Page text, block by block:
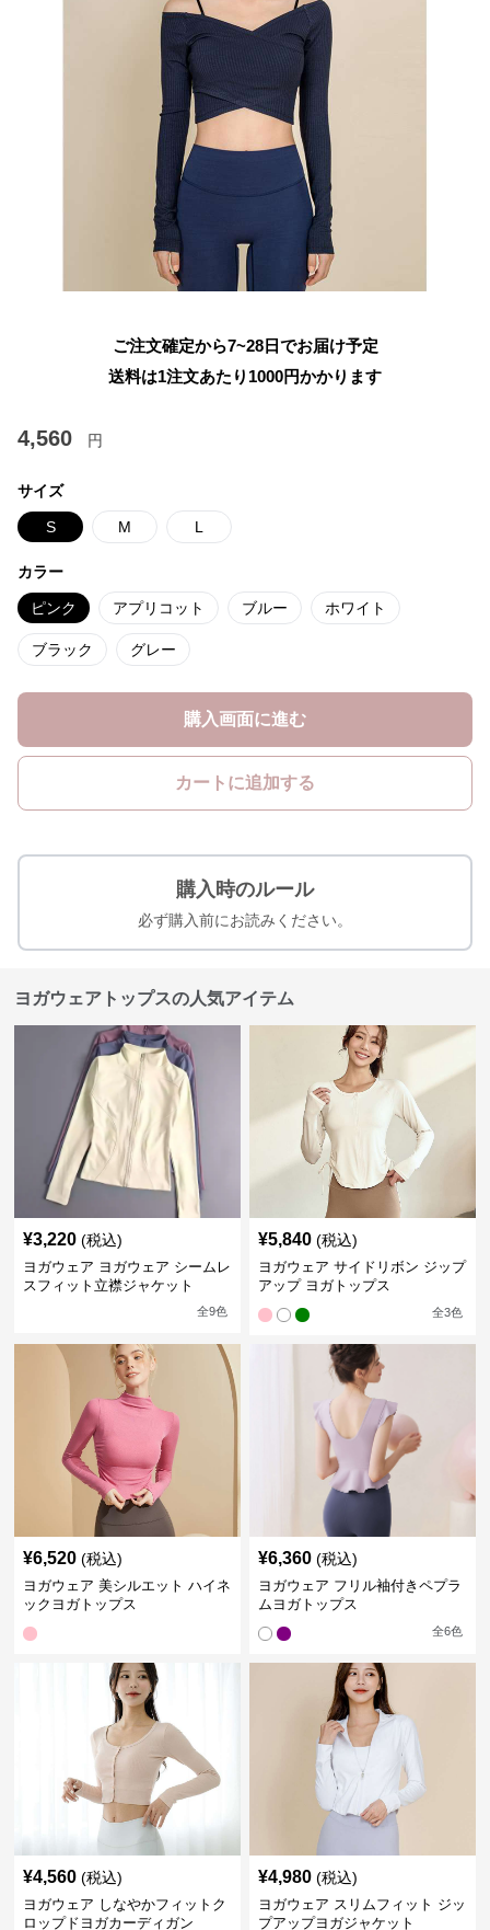
ご注文確定から7~28日でお届け予定
送料は1注文あたり 1000円かかります
4,560 円
サイズ
S M L
カラー
ピンク アプリコット ブルー ホワイト
ブラック グレー
購入画面に進む
カートに追加する
購入時のルール
必ず購入前にお読みください。
ヨガウェアトップスの人気アイテム
¥3,220 (税込)
ヨガウェア ヨガウェア シームレ
スフィット立襟ジャケット
全9色
¥5,840 (税込)
ヨガウェア サイドリボン ジップ
アップ ヨガトップス
全3色
¥6,520 (税込)
ヨガウェア 美シルエット ハイネ
ックヨガトップス
¥6,360 (税込)
ヨガウェア フリル袖付きペプラ
ムヨガトップス
全6色
¥4,560 (税込)
ヨガウェア しなやかフィットク
ロップドヨガカーディガン
¥4,980 (税込)
ヨガウェア スリムフィット ジッ
プアップヨガジャケット